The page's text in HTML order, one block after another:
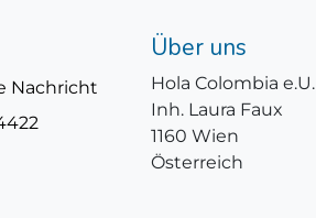
Nachricht
Über uns
Hola Colombia e.U.
Inh. Laura Faux
1160 Wien
Österreich